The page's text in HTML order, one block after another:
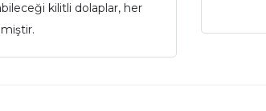
kilitli dolaplar, her